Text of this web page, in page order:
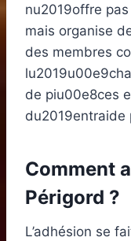
nu2019offre
mais organise
des membres
de piu00e8ces
du2019entraide
Comment
Périgord ?
L’adhésion se